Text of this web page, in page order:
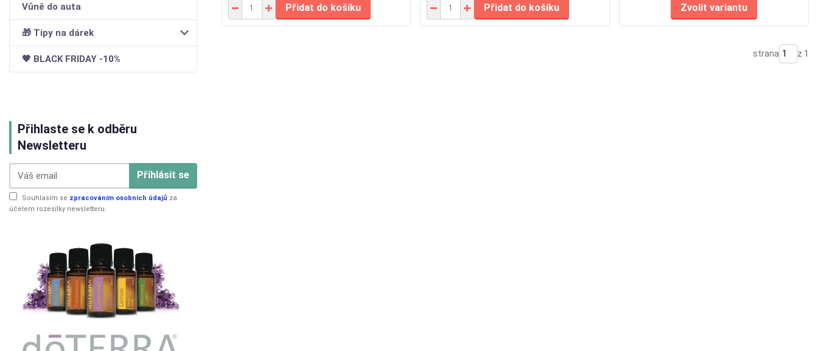
Vůně do auta
🎁 Tipy na dárek
🖤 BLACK FRIDAY -10%
Přihlaste se k odběru
Newsletteru
Přihlásit se
Souhlasím se zpracováním osobních údajů za
účelem rozesílky newsletteru.
Přidat do košíku Přidat do košíku Zvolit variantu
strana z 1